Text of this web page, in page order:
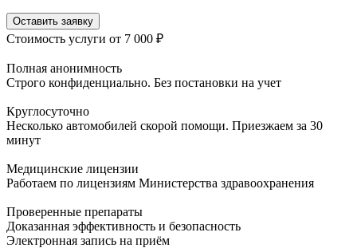
Оставить заявку
Стоимость услуги от 7 000 ₽
Полная анонимность
Строго конфиденциально. Без постановки на учет
Круглосуточно
Несколько автомобилей скорой помощи. Приезжаем за 30
минут
Медицинские лицензии
Работаем по лицензиям Министерства здравоохранения
Проверенные препараты
Доказанная эффективность и безопасность
Электронная запись на приём